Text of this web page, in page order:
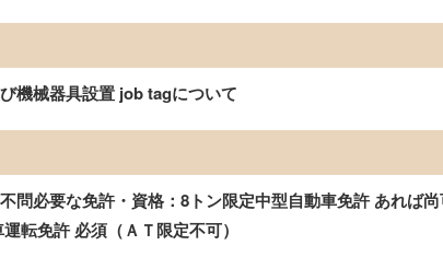
機械器具設置 job tagについて
問必要な免許・資格：8トン限定中型自動車免許 あれば
転免許 必須（ＡＴ限定不可）